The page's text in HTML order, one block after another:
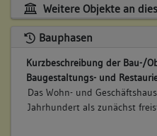
Weitere Objekte an
Bauphasen
Kurzbeschreibung der Bau-/
Baugestaltungs- und
Das Wohn- und
Jahrhundert als zunächst